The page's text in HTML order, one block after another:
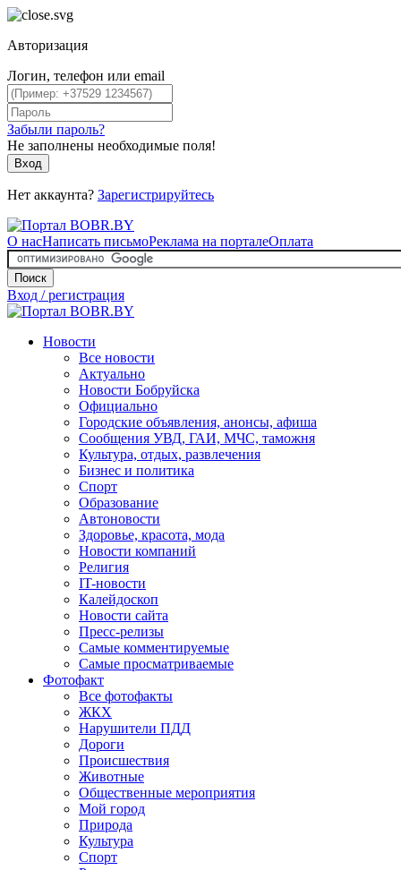
Авторизация
Логин, телефон или email
Забыли пароль?
Не заполнены необходимые поля!
Вход
Нет аккаунта? Зарегистрируйтесь
О насНаписать письмоРеклама на порталеОплата
Поиск
Вход / регистрация
Новости
Все новости
Актуально
Новости Бобруйска
Официально
Городские объявления, анонсы, афиша
Сообщения УВД, ГАИ, МЧС, таможня
Культура, отдых, развлечения
Бизнес и политика
Спорт
Образование
Автоновости
Здоровье, красота, мода
Новости компаний
Религия
IT-новости
Калейдоскоп
Новости сайта
Пресс-релизы
Самые комментируемые
Самые просматриваемые
Фотофакт
Все фотофакты
ЖКХ
Нарушители ПДД
Дороги
Происшествия
Животные
Общественные мероприятия
Мой город
Природа
Культура
Спорт